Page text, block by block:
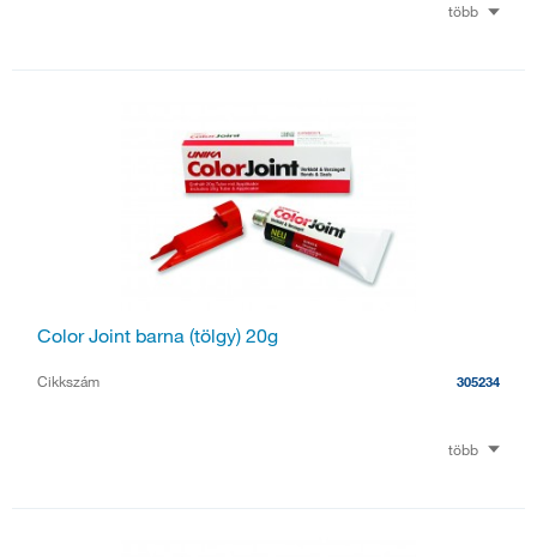
több
Color Joint barna (tölgy) 20g
Cikkszám 305234
több